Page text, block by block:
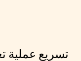
تسريع عملية